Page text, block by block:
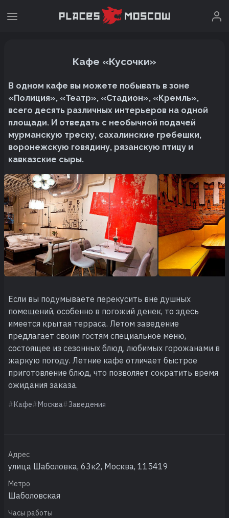
Кафе «Кусочки»
В одном кафе вы можете побывать в зоне
«Полиция», «Театр», «Стадион», «Кремль»,
всего десять различных интерьеров на одной
площади. И отведать с необычной подачей
мурманскую треску, сахалинские гребешки,
воронежскую говядину, рязанскую птицу и
кавказские сыры.
Если вы подумываете перекусить вне душных
помещений, особенно в погожий денек, то здесь
имеется крытая терраса. Летом заведение
предлагает своим гостям специальное меню,
состоящее из сезонных блюд, любимых горожанами в
жаркую погоду. Летние кафе отличает быстрое
приготовление блюд, что позволяет сократить время
ожидания заказа.
Кафе Москва Заведения
Адрес
улица Шаболовка, 63к2, Москва, 115419
Метро
Шаболовская
Часы работы